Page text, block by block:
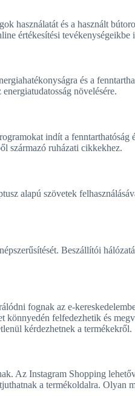
használatát és a használt
értékesítési tevékenységeikbe
és a
növelésére.
indít a
származó ruházati cikkekhez.
alapú szövetek
Beszállítói
fognak az e-
felfedezhetik és
kérdezhetnek a termékekről.
Az Instagram Shopping
a termékoldalra. Olyan